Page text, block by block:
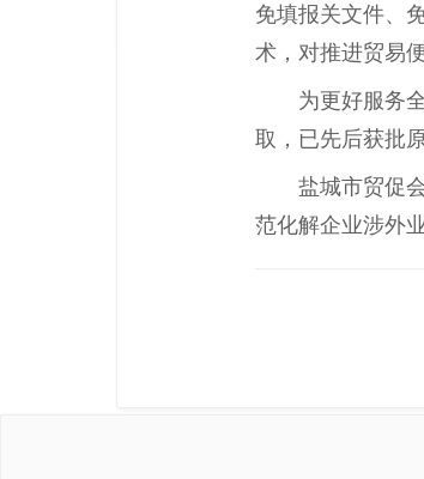
免填报关文件、
术，对推进贸易
为更好服务
取，已先后获批
盐城市贸促
范化解企业涉外